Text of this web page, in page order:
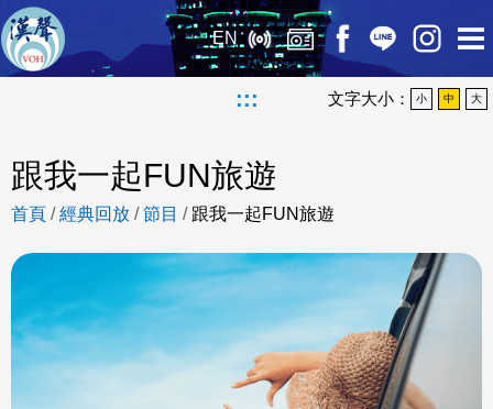
EN
::: 文字大小： 小 中 大
跟我一起FUN旅遊
首頁 /經典回放 /節目 / 跟我一起FUN旅遊